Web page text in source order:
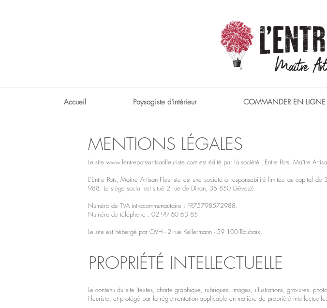
Accueil Paysagiste d'intérieur COMMANDER EN LIGNE
MENTIONS LÉGALES
Le site www.lentrepots-artisanfleuriste.com est édité par la société L'Entre Pots, Maître
L'Entre Pots, Maître Artisan Fleuriste est une société à responsabilité limitée au capital
988. Le siège social est situé 2 rue de Dinan, 35 850 Gévezé.
Numéro de TVA intracommunautaire : FR75798572988.
Numéro de téléphone : 02 99 60 63 85
Le site est hébergé par OVH - 2 rue Kellermann - 59 100 Roubaix.
PROPRIÉTÉ INTELLECTUELLE
Le contenu du site (textes, charte graphique, rubriques, images, illustrations, gravures,
Fleuriste, et protégé par la réglementation applicable en matière de propriété intellectuelle.